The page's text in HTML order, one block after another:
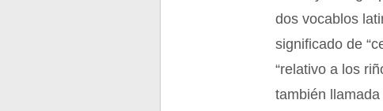
dos vocablos
significado de
“relativo a los
también